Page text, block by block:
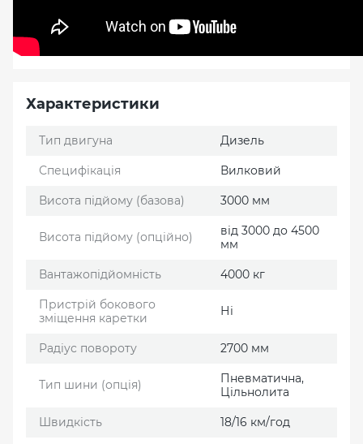
Характеристики
Тип двигуна Дизель
Специфікація Вилковий
Висота підйому (базова) 3000 мм
Висота підйому (опційно)
від 3000 до 4500
мм
Вантажопідйомність 4000 кг
Пристрій бокового
зміщення каретки
Ні
Радіус повороту 2700 мм
Тип шини (опція)
Пневматична,
Цільнолита
Швидкість 18/16 км/год